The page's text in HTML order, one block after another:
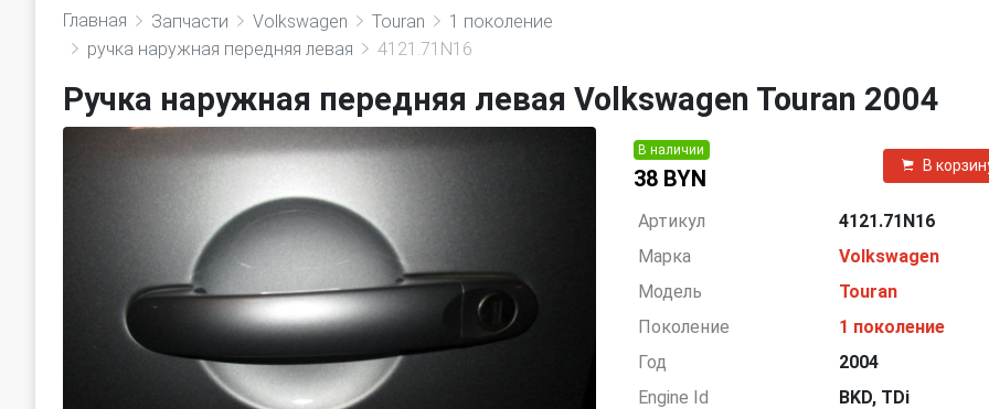
Главная Запчасти Volkswagen Touran
1 поколение
ручка наружная передняя левая
4121.71N16
Ручка наружная передняя левая Volkswagen Touran 2004
В наличии
38 BYN
В
Артикул
4121.71N16
Марка
Volkswagen
Модель
Touran
Поколение
1 поколение
Год
2004
Engine Id
BKD, TDi